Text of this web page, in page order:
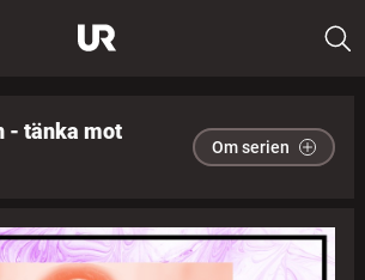
- tänka mot
Om serien